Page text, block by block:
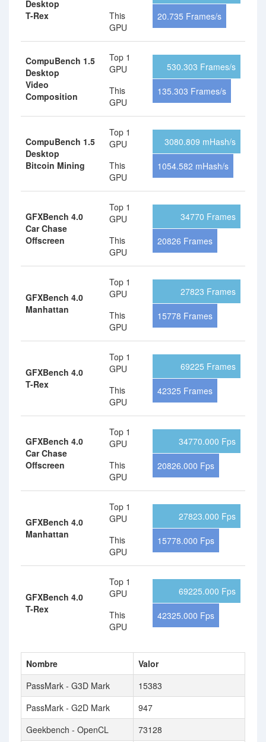
Desktop
T-Rex
This
GPU
20.735 Frames/s
CompuBench 1.5
Desktop
Video
Composition
Top 1
GPU
This
GPU
530.303 Frames/s
135.303 Frames/s
CompuBench 1.5
Desktop
Bitcoin Mining
Top 1
GPU
This
GPU
3080.809 mHash/s
1054.582 mHash/s
GFXBench 4.0
Car Chase
Offscreen
Top 1
GPU
This
GPU
34770 Frames
20826 Frames
GFXBench 4.0
Manhattan
Top 1
GPU
This
GPU
27823 Frames
15778 Frames
GFXBench 4.0
T-Rex
Top 1
GPU
This
GPU
69225 Frames
42325 Frames
GFXBench 4.0
Car Chase
Offscreen
Top 1
GPU
This
GPU
34770.000 Fps
20826.000 Fps
GFXBench 4.0
Manhattan
Top 1
GPU
This
GPU
27823.000 Fps
15778.000 Fps
GFXBench 4.0
T-Rex
Top 1
GPU
This
GPU
69225.000 Fps
42325.000 Fps
Nombre
Valor
PassMark - G3D Mark
15383
PassMark - G2D Mark
947
Geekbench - OpenCL
73128